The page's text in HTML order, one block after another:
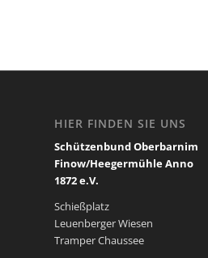
HIER FINDEN SIE UNS
Schützenbund Oberbarnim
Finow/Heegermühle Anno
1872 e.V.
Schießplatz
Leuenberger Wiesen
Tramper Chaussee